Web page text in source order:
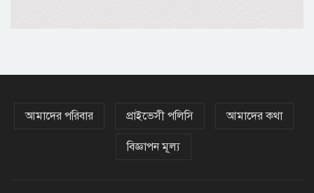
৩১২টি প্রতিষ্ঠানের সব শিক্ষার্থীই ফেল
হার কত
আমাদের পরিবার প্রাইভেসী পলিসি আমাদের কথা
বিজ্ঞাপন মূল্য